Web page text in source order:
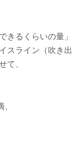
きるくらいの量」
スライン（吹き出
て、